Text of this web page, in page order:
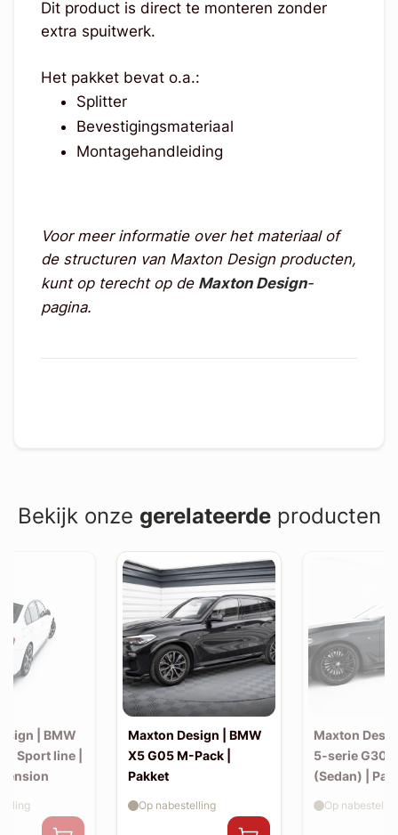
Dit product is direct te monteren zonder
extra spuitwerk.
Het pakket bevat o.a.:
Splitter
Bevestigingsmateriaal
Montagehandleiding
Voor meer informatie over het materiaal of
de structuren van Maxton Design producten,
kunt op terecht op de Maxton Design-
pagina.
Bekijk onze gerelateerdeproducten
| BMW
Sport line |
Maxton Design | BMW
X5 G05 M-Pack |
Pakket
Op nabestelling
Maxton
5-serie G30
(Sedan) |
Op